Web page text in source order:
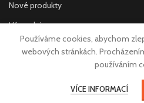
Nové produkty
Výprodej
Prodejny
Copyright © 2020 W-SPORT Store
Používáme cookies, abychom
webových stránkách.
používáním
VÍCE INFORMACÍ